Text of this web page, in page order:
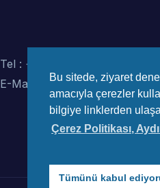
Tel : +90 (312) 442 82 78
E-Mail : info@wec-
Bu sitede, ziyaret
amacıyla çerezler
bilgiye linklerden
Çerez Politikası,
Tümünü kabul